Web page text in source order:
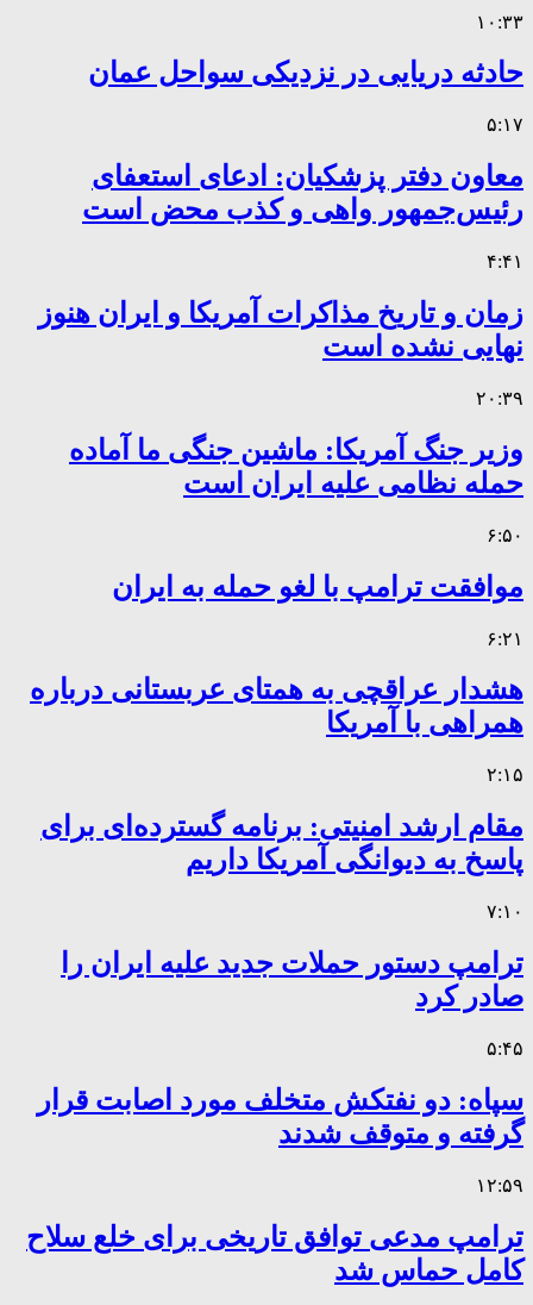
۱۰:۳۳
حادثه دریایی در نزدیکی سواحل عمان
۵:۱۷
معاون دفتر پزشکیان: ادعای استعفای
رئیس‌جمهور واهی و کذب محض است
۴:۴۱
زمان و تاریخ مذاکرات آمریکا و ایران هنوز
نهایی نشده است
۲۰:۳۹
وزیر جنگ آمریکا: ماشین جنگی ما آماده
حمله نظامی علیه ایران است
۶:۵۰
موافقت ترامپ با لغو حمله به ایران
۶:۲۱
هشدار عراقچی به همتای عربستانی درباره
همراهی با آمریکا
۲:۱۵
مقام ارشد امنیتی: برنامه گسترده‌ای برای
پاسخ به دیوانگی آمریکا داریم
۷:۱۰
ترامپ دستور حملات جدید علیه ایران را
صادر کرد
۵:۴۵
سپاه: دو نفتکش متخلف مورد اصابت قرار
گرفته و متوقف شدند
۱۲:۵۹
ترامپ مدعی توافق تاریخی برای خلع سلاح
کامل حماس شد